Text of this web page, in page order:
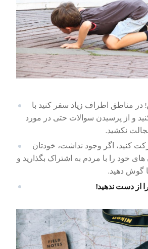
مناطق اطراف زیاد سفر کنید با
و از پرسیدن سوالات حتی در مورد
نکشید.
کنید، اگر وجود نداشت، خودتان
های خود را با مردم به اشتراک بگذارید و
گوش دهید.
دست ندهید!